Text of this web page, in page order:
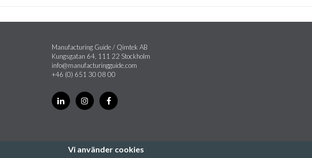
Manufacturing Guide / Qimtek AB
Kungsgatan 64, 111 22 Stockholm
info@manufacturingguide.com
+46 (0) 651 30 08 00
Vi använder cookies